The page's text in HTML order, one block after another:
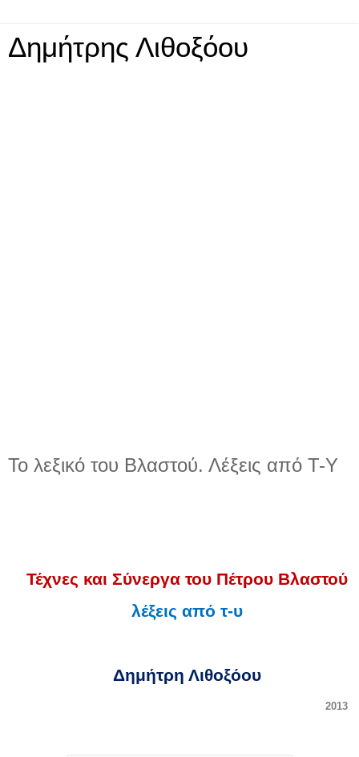
Δημήτρης Λιθοξόου
Το λεξικό του Βλαστού. Λέξεις από T-Y
Τέχνες και Σύνεργα του Πέτρου Βλαστού
λέξεις από τ-υ
Δημήτρη Λιθοξόου
2013